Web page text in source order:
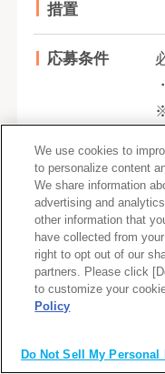
措置
応募条件
We use cookies to
to personalize content
We share information
advertising and
other information that
have collected from
right to opt out of our
partners. Please click
to customize your
Policy
Do Not Sell My